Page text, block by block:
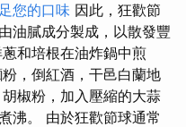
您的口味 因此，狂歡節
油膩成分製成，以散發豐
和培根在油炸鍋中煎
，倒紅酒，干邑白蘭地
椒粉，加入壓縮的大蒜
沸。 由於狂歡節球通常